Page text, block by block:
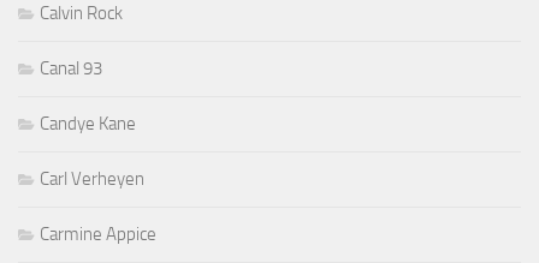
Calvin Rock
Canal 93
Candye Kane
Carl Verheyen
Carmine Appice